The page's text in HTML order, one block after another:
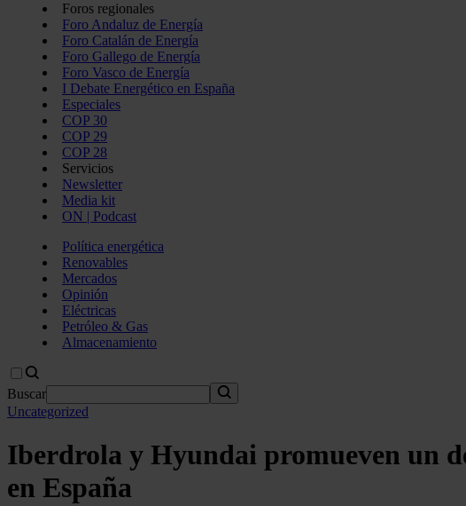
Foros regionales
Foro Andaluz de Energía
Foro Catalán de Energía
Foro Gallego de Energía
Foro Vasco de Energía
I Debate Energético en España
Especiales
COP 30
COP 29
COP 28
Servicios
Newsletter
Media kit
ON | Podcast
Política energética
Renovables
Mercados
Opinión
Eléctricas
Petróleo & Gas
Almacenamiento
Buscar
Uncategorized
Iberdrola y Hyundai promueven un
en España